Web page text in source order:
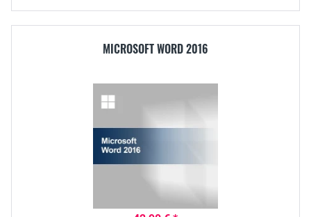
MICROSOFT WORD 2016